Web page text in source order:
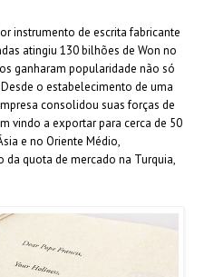
instrumento de escrita fabricante
atingiu 130 bilhões de Won no
ganharam popularidade não só
o estabelecimento de uma
consolidou suas forças de
vindo a exportar para cerca de 50
e no Oriente Médio,
da quota de mercado na Turquia,